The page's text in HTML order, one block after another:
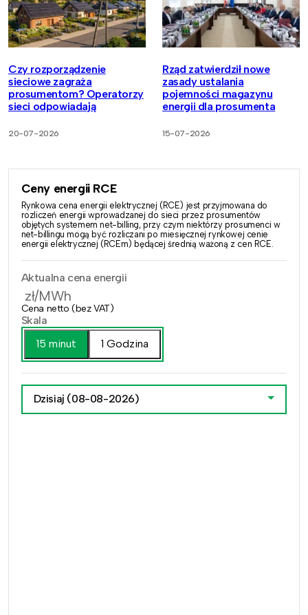
Czy rozporządzenie
sieciowe zagraża
prosumentom? Operatorzy
sieci odpowiadają
20-07-2026
Rząd zatwierdził nowe
zasady ustalania
pojemności magazynu
energii dla prosumenta
15-07-2026
Ceny energii RCE
Rynkowa cena energii elektrycznej (RCE) jest przyjmowana do
rozliczeń energii wprowadzanej do sieci przez prosumentów
objętych systemem net-billing, przy czym niektórzy prosumenci w
net-billingu mogą być rozliczani po miesięcznej rynkowej cenie
energii elektrycznej (RCEm) będącej średnią ważoną z cen RCE.
Aktualna cena energii
zł/MWh
Cena netto (bez VAT)
Skala
15 minut
1 Godzina
Dzisiaj (08-08-2026)